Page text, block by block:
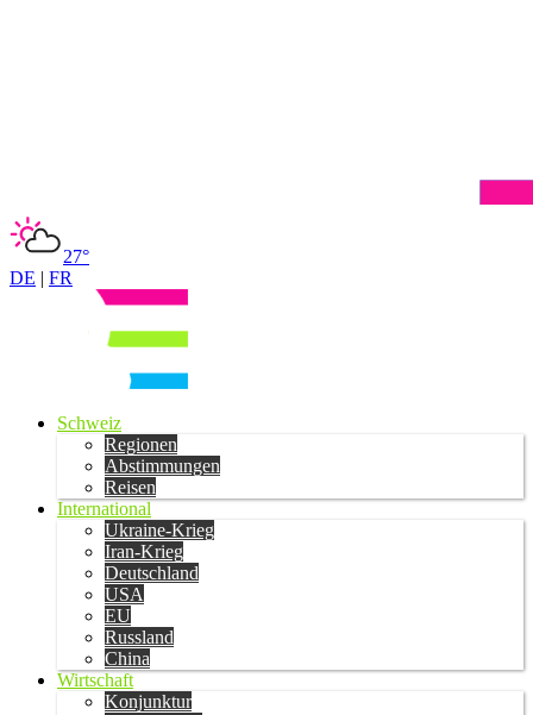
27°
DE | FR
Schweiz
Regionen
Abstimmungen
Reisen
International
Ukraine-Krieg
Iran-Krieg
Deutschland
USA
EU
Russland
China
Wirtschaft
Konjunktur